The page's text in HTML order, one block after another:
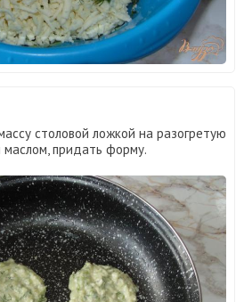
столовой ложкой на разогретую
маслом, придать форму.